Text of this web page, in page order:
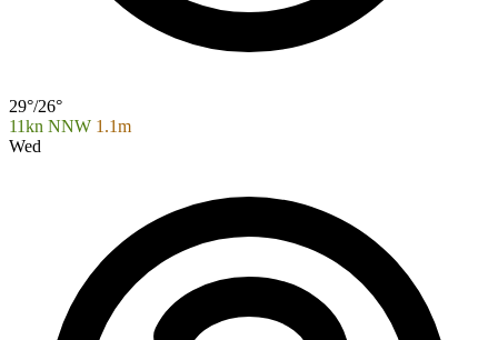
29°/26°
11kn NNW 1.1m
Wed